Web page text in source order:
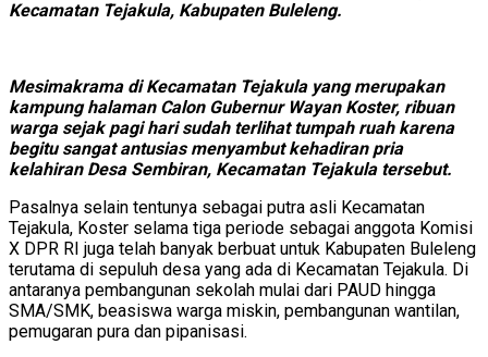
Kecamatan Tejakula, Kabupaten Buleleng.
Mesimakrama di Kecamatan Tejakula yang merupakan
kampung halaman Calon Gubernur Wayan Koster, ribuan
warga sejak pagi hari sudah terlihat tumpah ruah karena
begitu sangat antusias menyambut kehadiran pria
kelahiran Desa Sembiran, Kecamatan Tejakula tersebut.
Pasalnya selain tentunya sebagai putra asli Kecamatan
Tejakula, Koster selama tiga periode sebagai anggota Komisi
X DPR RI juga telah banyak berbuat untuk Kabupaten Buleleng
terutama di sepuluh desa yang ada di Kecamatan Tejakula. Di
antaranya pembangunan sekolah mulai dari PAUD hingga
SMA/SMK, beasiswa warga miskin, pembangunan wantilan,
pemugaran pura dan pipanisasi.